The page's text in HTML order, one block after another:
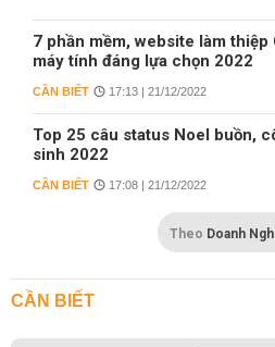
7 phần mềm, website làm
máy tính đáng lựa chọn 2022
CẦN BIẾT 17:13 | 21/12/2022
Top 25 câu status Noel buồn,
sinh 2022
CẦN BIẾT 17:08 | 21/12/2022
Theo Doanh
CẦN BIẾT